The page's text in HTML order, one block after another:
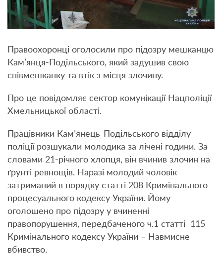
Правоохоронці оголосили про підозру мешканцю
Кам’янця-Подільського, який задушив свою
співмешканку та втік з місця злочину.
Про це повідомляє сектор комунікації Нацполіції
Хмельницької області.
Працівники Кам’янець-Подільського відділу
поліції розшукали молодика за лічені години. За
словами 21-річного хлопця, він вчинив злочин на
ґрунті ревнощів. Наразі молодий чоловік
затриманий в порядку статті 208 Кримінального
процесуального кодексу України. Йому
оголошено про підозру у вчиненні
правопорушення, передбаченого ч.1 статті 115
Кримінального кодексу України – Навмисне
вбивство.